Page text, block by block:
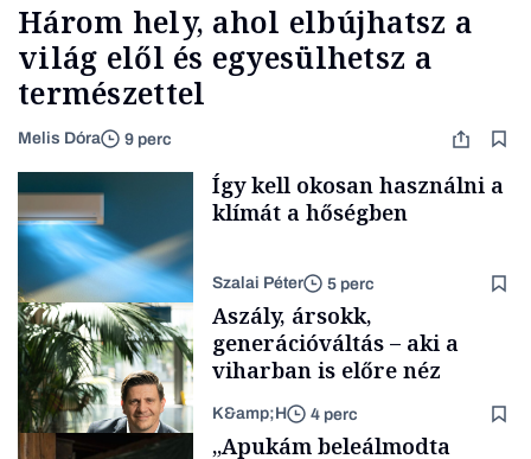
Három hely, ahol elbújhatsz a
világ elől és egyesülhetsz a
természettel
Melis Dóra 9 perc
Tech
Így kell okosan használni a
klímát a hőségben
Szalai Péter 5 perc
Aszály, ársokk,
generációváltás – aki a
viharban is előre néz
K&amp;H 4 perc
„Apukám beleálmodta